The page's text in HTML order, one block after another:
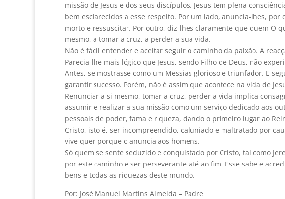
missão de Jesus e dos seus discípulos. Jesus tem plena
bem esclarecidos a esse respeito. Por um lado, anuncia-lhes,
morto e ressuscitar. Por outro, diz-lhes claramente que quem O
mesmo, a tomar a cruz, a perder a sua vida.
Não é fácil entender e aceitar seguir o caminho da paixão. A
Parecia-lhe mais lógico que Jesus, sendo Filho de Deus, não
Antes, se mostrasse como um Messias glorioso e triunfador. E
garantir sucesso. Porém, não é assim que acontece na vida de
Renunciar a si mesmo, tomar a cruz, perder a vida implica
assumir e realizar a sua missão como um serviço dedicado aos
pessoais de poder, fama e riqueza, dando o primeiro lugar ao
Cristo, isto é, ser incompreendido, caluniado e maltratado por
vive quer porque o anuncia aos homens.
Só quem se sente seduzido e conquistado por Cristo, tal como
por este caminho e ser perseverante até ao fim. Esse sabe e
bens e todas as riquezas deste mundo.
Por: José Manuel Martins Almeida – Padre